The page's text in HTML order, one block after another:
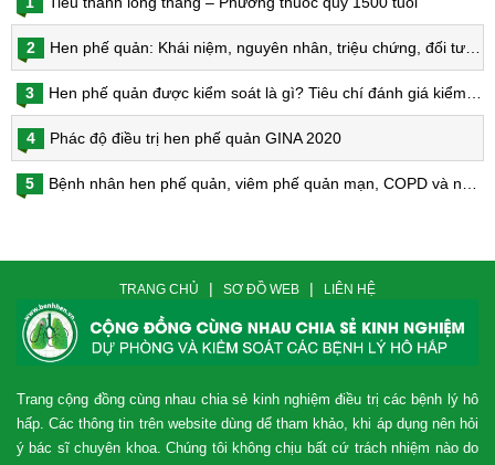
2 Hen phế quản: Khái niệm, nguyên nhân, triệu chứng, đối tượng nguy cơ, phòng bệnh, chẩn đoán và điều trị hen phế quản
3 Hen phế quản được kiểm soát là gì? Tiêu chí đánh giá kiểm soát hen
4 Phác độ điều trị hen phế quản GINA 2020
5 Bệnh nhân hen phế quản, viêm phế quản mạn, COPD và nguy cơ nhiễm virus Corona
TRANG CHỦ | SƠ ĐỒ WEB | LIÊN HỆ
Trang cộng đồng cùng nhau chia sẻ kinh nghiệm điều trị các bệnh lý hô
hấp. Các thông tin trên website dùng dể tham khảo, khi áp dụng nên hỏi
ý bác sĩ chuyên khoa. Chúng tôi không chịu bất cứ trách nhiệm nào do